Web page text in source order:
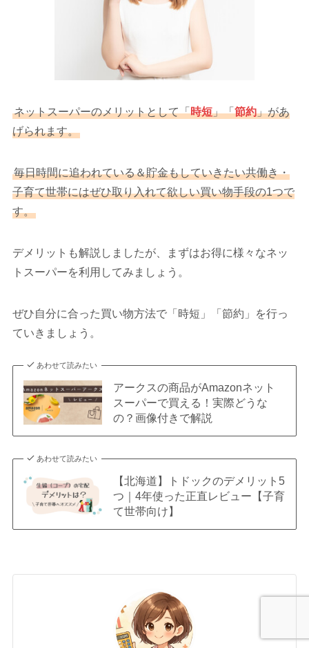
ネットスーパーのメリットとして「時短」「節約」があ
げられます。
毎日時間に追われている＆貯金もしていきたい共働き・
子育て世帯にはぜひ取り入れて欲しい買い物手段の1つで
す。
デメリットも解説しましたが、まずはお得に様々なネッ
トスーパーを利用してみましょう。
ぜひ自分に合った買い物方法で「時短」「節約」を行っ
ていきましょう。
あわせて読みたい
アークスの商品がAmazonネット
スーパーで買える！実際どうな
の？画像付きで解説
あわせて読みたい
【北海道】トドックのデメリット5
つ｜4年使った正直レビュー【子育
て世帯向け】